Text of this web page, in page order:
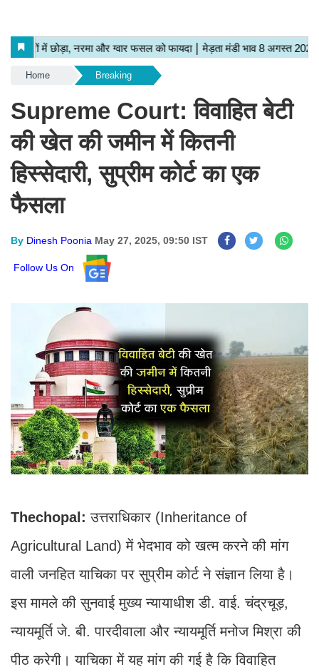
Home Breaking
Supreme Court: विवाहित बेटी
की खेत की जमीन में कितनी
हिस्सेदारी, सुप्रीम कोर्ट का एक
फैसला
By Dinesh Poonia May 27, 2025, 09:50 IST
Follow Us On
Thechopal:उत्तराधिकार (Inheritance of
Agricultural Land) में भेदभाव को खत्म करने की मांग
वाली जनहित याचिका पर सुप्रीम कोर्ट ने संज्ञान लिया है।
इस मामले की सुनवाई मुख्य न्यायाधीश डी. वाई. चंद्रचूड़,
न्यायमूर्ति जे. बी. पारदीवाला और न्यायमूर्ति मनोज मिश्रा की
पीठ करेगी। याचिका में यह मांग की गई है कि विवाहित